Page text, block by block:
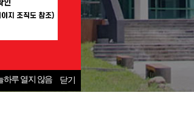
하루 열지 않음 닫기